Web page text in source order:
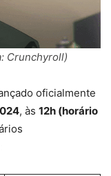
Crunchyroll)
oficialmente
, às 12h (horário